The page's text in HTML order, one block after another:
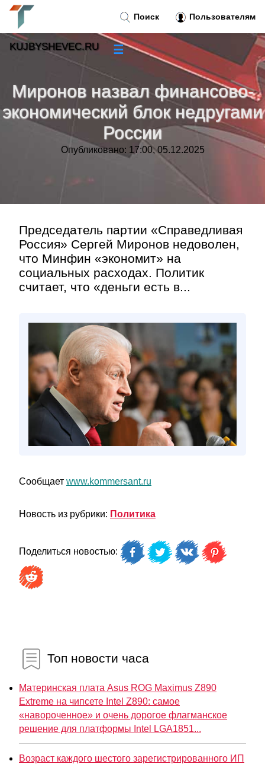
Миронов назвал финансово-
экономический блок недругами
России
Опубликовано: 17:00, 05.12.2025
Председатель партии «Справедливая
Россия» Сергей Миронов недоволен,
что Минфин «экономит» на
социальных расходах. Политик
считает, что «деньги есть в...
Сообщает www.kommersant.ru
Новость из рубрики: Политика
Поделиться новостью:
Топ новости часа
Материнская плата Asus ROG Maximus Z890
Extreme на чипсете Intel Z890: самое
«навороченное» и очень дорогое флагманское
решение для платформы Intel LGA1851...
Возраст каждого шестого зарегистрированного ИП
Поиск Пользователям
KUJBYSHEVEC.RU ☰
Новости»
Тренды новостей»
Рубрики»
Контакт»